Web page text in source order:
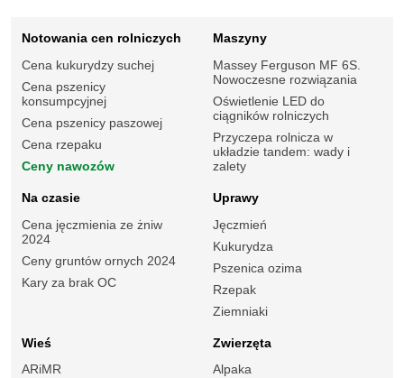
Notowania cen rolniczych
Cena kukurydzy suchej
Cena pszenicy
konsumpcyjnej
Cena pszenicy paszowej
Cena rzepaku
Ceny nawozów
Maszyny
Massey Ferguson MF 6S.
Nowoczesne rozwiązania
Oświetlenie LED do
ciągników rolniczych
Przyczepa rolnicza w
układzie tandem: wady i
zalety
Na czasie
Cena jęczmienia ze żniw
2024
Ceny gruntów ornych 2024
Kary za brak OC
Uprawy
Jęczmień
Kukurydza
Pszenica ozima
Rzepak
Ziemniaki
Wieś
ARiMR
Zwierzęta
Alpaka